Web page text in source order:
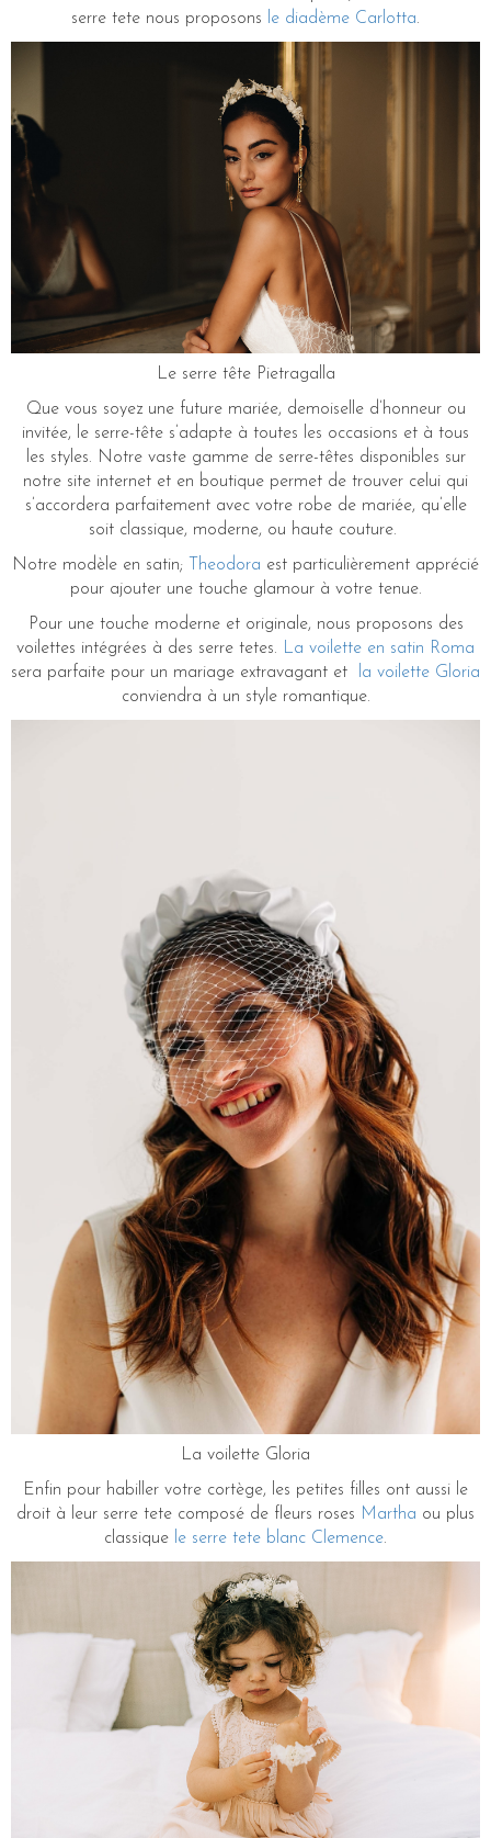
serre tete nous proposons le diadème Carlotta.
Le serre tête Pietragalla
Que vous soyez une future mariée, demoiselle d’honneur ou
invitée, le serre-tête s’adapte à toutes les occasions et à tous
les styles. Notre vaste gamme de serre-têtes disponibles sur
notre site internet et en boutique permet de trouver celui qui
s’accordera parfaitement avec votre robe de mariée, qu’elle
soit classique, moderne, ou haute couture.
Notre modèle en satin; Theodora est particulièrement apprécié
pour ajouter une touche glamour à votre tenue.
Pour une touche moderne et originale, nous proposons des
voilettes intégrées à des serre tetes. La voilette en satin Roma
sera parfaite pour un mariage extravagant et la voilette Gloria
conviendra à un style romantique.
La voilette Gloria
Enfin pour habiller votre cortège, les petites filles ont aussi le
droit à leur serre tete composé de fleurs roses Martha ou plus
classique le serre tete blanc Clemence.